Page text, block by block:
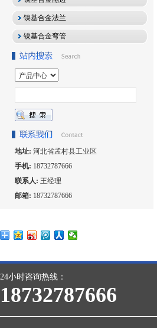
镍基合金法兰
镍基合金弯管
地址: 河北省孟村县工业区
手机: 18732787666
联系人: 王经理
邮箱: 18732787666
24小时咨询热线：
18732787666